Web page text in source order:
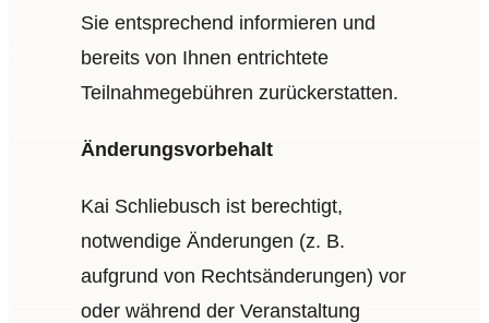
Sie entsprechend informieren und
bereits von Ihnen entrichtete
Teilnahmegebühren zurückerstatten.
Änderungsvorbehalt
Kai Schliebusch ist berechtigt,
notwendige Änderungen (z. B.
aufgrund von Rechtsänderungen) vor
oder während der Veranstaltung